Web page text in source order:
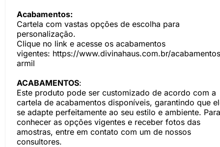
Acabamentos:
Cartela com vastas opções de escolha para
personalização.
Clique no link e acesse os acabamentos
vigentes: https://www.divinahaus.com.br/
armil
ACABAMENTOS:
Este produto pode ser customizado de acordo com a
cartela de acabamentos disponíveis, garantindo que
se adapte perfeitamente ao seu estilo e ambiente. Para
conhecer as opções vigentes e receber fotos das
amostras, entre em contato com um de nossos
consultores.